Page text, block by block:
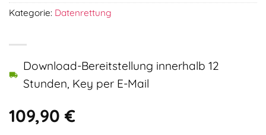
109,90€
Download-Bereitstellung innerhalb 12
Stunden, Key per E-Mail
Kategorie: Datenrettung